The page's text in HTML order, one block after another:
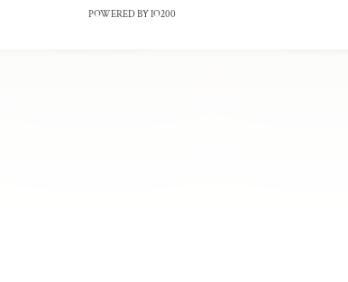
POWERED BY IO200